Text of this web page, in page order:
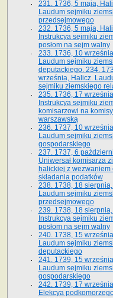
231. 1736, 5 maja,
Laudum sejmiku
przedsejmowego
232. 1736, 5 maja,
Instrukcya sejmiku
posłom na sejm walny
233. 1736, 10
Laudum sejmiku
deputackiego. 234.
września, Halicz.
sejmiku ziemskiego
235. 1736, 17
Instrukcya sejmiku
komisarzowi na
warszawską
236. 1737, 10
Laudum sejmiku
gospodarskiego
237. 1737, 6
Uniwersał komisarza
halickiej z wezwaniem
składania podatków
238. 1738, 18
Laudum sejmiku
przedsejmowego
239. 1738, 18
Instrukcya sejmiku
posłom na sejm walny
240. 1738, 15
Laudum sejmiku
deputackiego
241. 1739, 15
Laudum sejmiku
gospodarskiego
242. 1739, 17
Elekcya